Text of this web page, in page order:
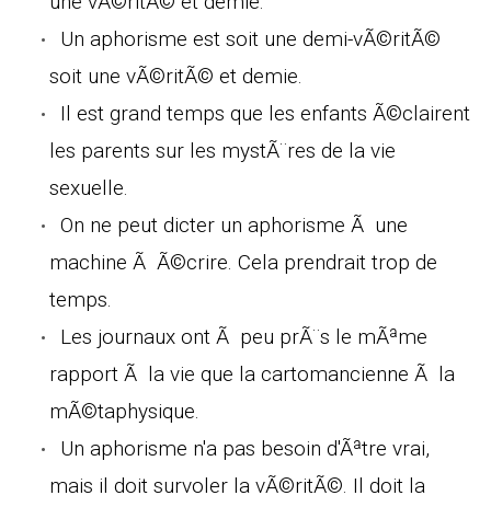
Un aphorisme est soit une demi-vÃ©ritÃ©
soit une vÃ©ritÃ© et demie.
Il est grand temps que les enfants Ã©clairent
les parents sur les mystÃ¨res de la vie
sexuelle.
On ne peut dicter un aphorisme Ã une
machine Ã Ã©crire. Cela prendrait trop de
temps.
Les journaux ont Ã peu prÃ¨s le mÃªme
rapport Ã la vie que la cartomancienne Ã la
mÃ©taphysique.
Un aphorisme n'a pas besoin d'Ãªtre vrai,
mais il doit survoler la vÃ©ritÃ©. Il doit la